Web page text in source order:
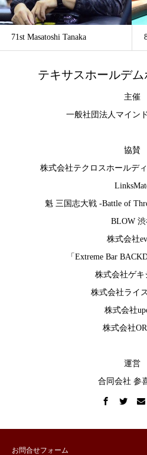
71st Masatoshi Tanaka
テキサスホールデ
主催
一般社団法人マイン
協賛
株式会社テクロスホールデ
魁 三国志大戦 -Battle of
BLOW 渋
株式会社
「Extreme Bar
株式会社ゲキ
株式会社ライ
株式会社
株式会社
運営
合同会社 参
お問合せフォーム